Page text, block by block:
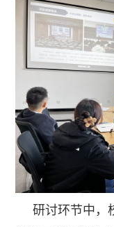
研讨环节中，